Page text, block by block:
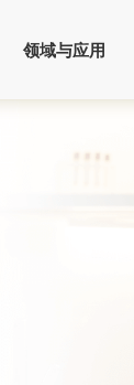
领域与应用